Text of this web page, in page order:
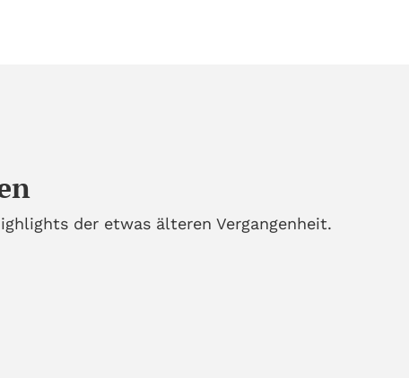
der etwas älteren Vergangenheit.